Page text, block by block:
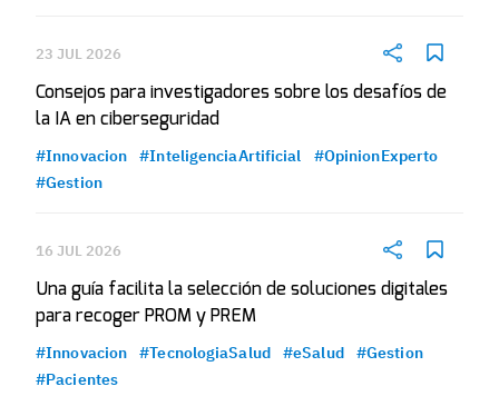
23 JUL 2026
Consejos para investigadores sobre los desafíos de
la IA en ciberseguridad
#Innovacion #InteligenciaArtificial
#OpinionExperto
#Gestion
16 JUL 2026
Una guía facilita la selección de soluciones digitales
para recoger PROM y PREM
#Innovacion #TecnologiaSalud #eSalud
#Gestion
#Pacientes